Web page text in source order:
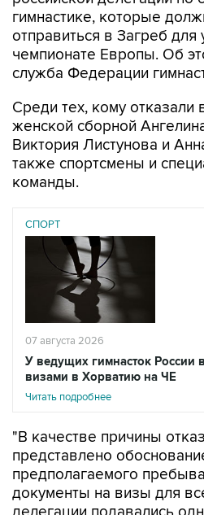
чемпионате Европы. Об
служба Федерации
Среди тех, кому отказали
Виктория Листунова и
также спортсмены и
команды.
СПОРТ
07 августа 2026
У ведущих гимнасток России
визами в Хорватию на ЧЕ
Читать подробнее
"В качестве причины
предполагаемого
документы на визы для
делегации подавались
одинаковым комплектом